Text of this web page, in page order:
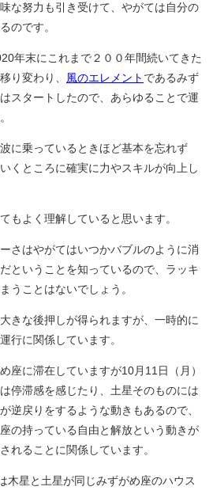
な努力も引き受けて、やがては自分の
のです。
年末にこれまで２００年間続いてきた
り変わり、 風のエレメント であるみず
スタートしたので、あらゆることで運
に乗っているときほど基本を忘れず
くところに確実に力やスキルが向上し
もよく理解していると思います。
さはやがてはいつかバブルのように消
ということを知っているので、ラッキ
うことはないでしょう。
きな後押しが得られますが、一時的に
行に関係しています。
座に滞在していますが10月11日（月）
停滞感を感じたり、土星そのものには
逆戻りをするような動きもあるので、
の持っている自由と解放という動きが
れることに関係しています。
木星と土星が同じみずがめ座のハウス